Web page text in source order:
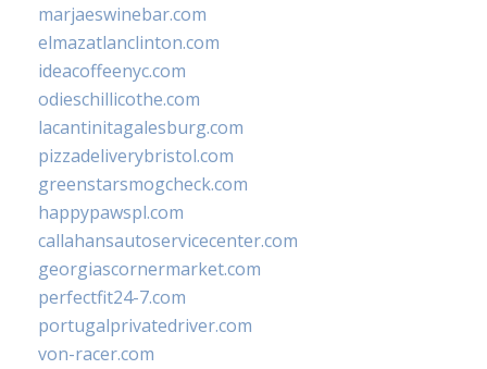
marjaeswinebar.com
elmazatlanclinton.com
ideacoffeenyc.com
odieschillicothe.com
lacantinitagalesburg.com
pizzadeliverybristol.com
greenstarsmogcheck.com
happypawspl.com
callahansautoservicecenter.com
georgiascornermarket.com
perfectfit24-7.com
portugalprivatedriver.com
von-racer.com